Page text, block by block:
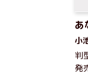
あ
小
判
発